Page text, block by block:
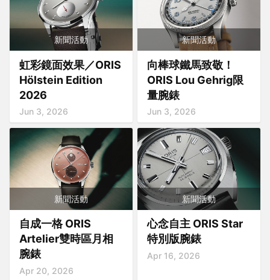
新聞活動
虹彩鏡面效果／ORIS
Hölstein Edition
2026
Jun 3, 2026
新聞活動
向棒球鐵馬致敬！
ORIS Lou Gehrig限
量腕錶
Jun 3, 2026
新聞活動
自成一格 ORIS
Artelier雙時區月相
腕錶
Apr 20, 2026
新聞活動
心念自主 ORIS Star
特別版腕錶
Apr 16, 2026